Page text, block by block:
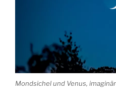
Mondsichel und Venus,